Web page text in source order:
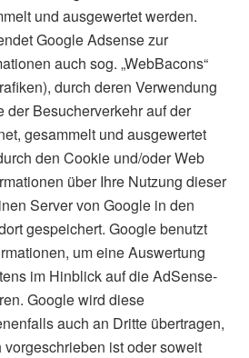
und ausgewertet werden.
Google Adsense zur
auch sog. „WebBacons“
durch deren Verwendung
der Besucherverkehr auf der
gesammelt und ausgewertet
den Cookie und/oder Web
über Ihre Nutzung dieser
Server von Google in den
gespeichert. Google benutzt
um eine Auswertung
im Hinblick auf die AdSense-
Google wird diese
auch an Dritte übertragen,
ist oder soweit